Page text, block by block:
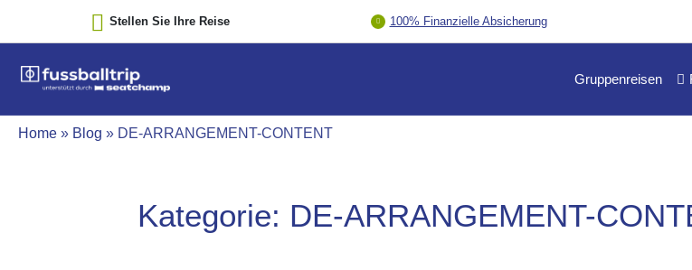
Stellen Sie Ihre Reise 100% Finanzielle Absicherung
Gruppenreisen
Home » Blog » DE-ARRANGEMENT-CONTENT
Kategorie: DE-ARRANGEMENT-